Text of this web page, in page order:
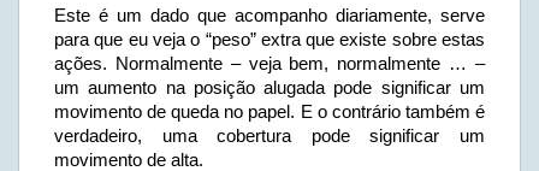
Este é um dado que acompanho diariamente, serve
para que eu veja o “peso” extra que existe sobre estas
ações. Normalmente – veja bem, normalmente … –
um aumento na posição alugada pode significar um
movimento de queda no papel. E o contrário também é
verdadeiro, uma cobertura pode significar um
movimento de alta.